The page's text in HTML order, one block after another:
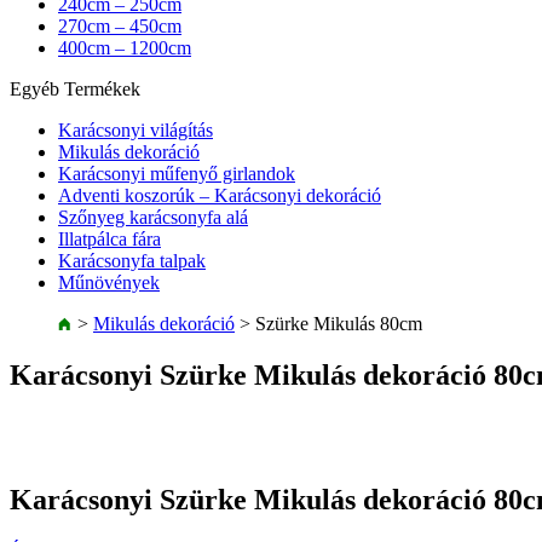
240cm – 250cm
270cm – 450cm
400cm – 1200cm
Egyéb Termékek
Karácsonyi világítás
Mikulás dekoráció
Karácsonyi műfenyő girlandok
Adventi koszorúk – Karácsonyi dekoráció
Szőnyeg karácsonyfa alá
Illatpálca fára
Karácsonyfa talpak
Műnövények
> Mikulás dekoráció > Szürke Mikulás 80cm
Karácsonyi Szürke Mikulás dekoráció
Karácsonyi Szürke Mikulás dekoráció